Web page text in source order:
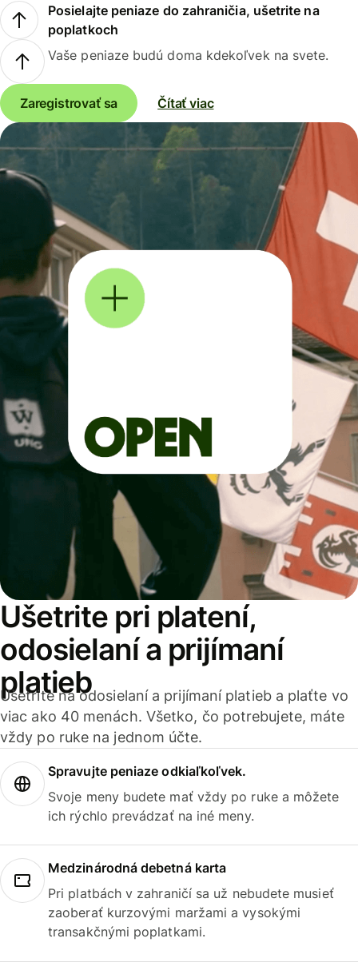
Posielajte peniaze do zahraničia, ušetrite na
poplatkoch
Vaše peniaze budú doma kdekoľvek na svete.
Zaregistrovať sa Čítať viac
Ušetrite pri platení,
odosielaní a prijímaní
platieb
Ušetrite na odosielaní a prijímaní platieb a plaťte vo
viac ako 40 menách. Všetko, čo potrebujete, máte
vždy po ruke na jednom účte.
Spravujte peniaze odkiaľkoľvek.
Svoje meny budete mať vždy po ruke a môžete
ich rýchlo prevádzať na iné meny.
Medzinárodná debetná karta
Pri platbách v zahraničí sa už nebudete musieť
zaoberať kurzovými maržami a vysokými
transakčnými poplatkami.